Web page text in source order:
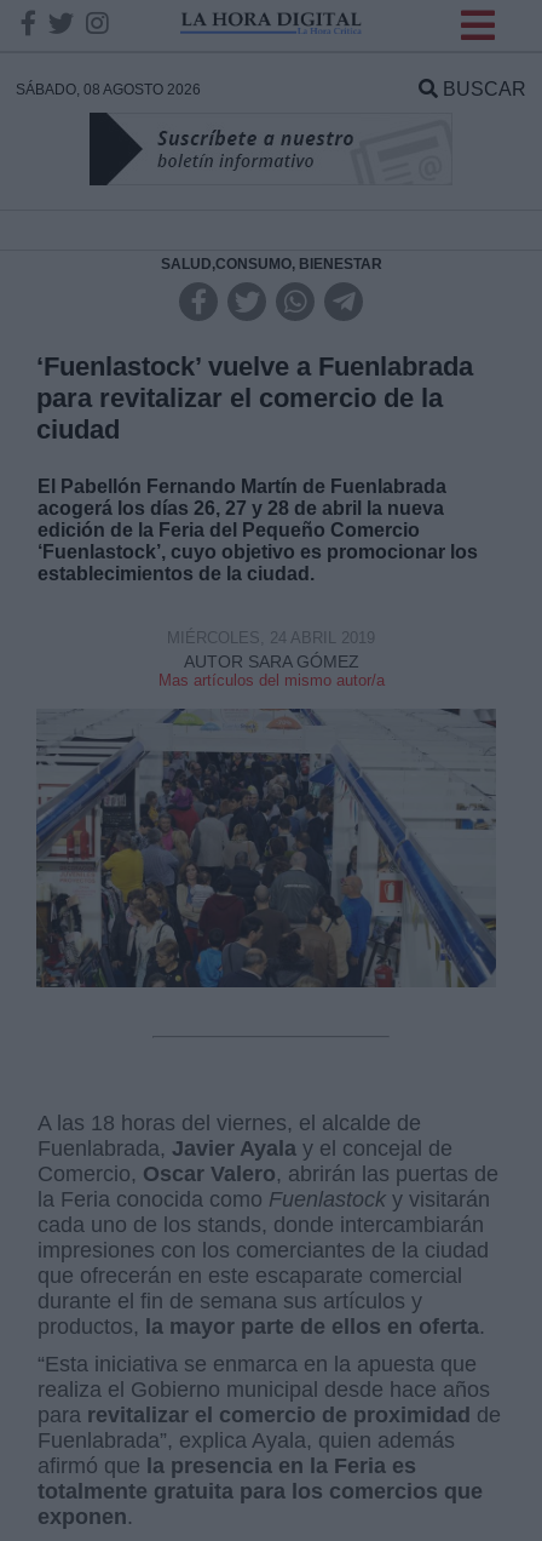
SÁBADO, 08 AGOSTO 2026 BUSCAR
SALUD,CONSUMO, BIENESTAR
‘Fuenlastock’ vuelve a Fuenlabrada
para revitalizar el comercio de la
ciudad
El Pabellón Fernando Martín de Fuenlabrada
acogerá los días 26, 27 y 28 de abril la nueva
edición de la Feria del Pequeño Comercio
‘Fuenlastock’, cuyo objetivo es promocionar los
establecimientos de la ciudad.
AUTOR SARA GÓMEZ
Mas artículos del mismo autor/a
MIÉRCOLES, 24 ABRIL 2019
A las 18 horas del viernes, el alcalde de
Fuenlabrada, Javier Ayala y el concejal de
Comercio, Oscar Valero, abrirán las puertas de
la Feria conocida como Fuenlastock y visitarán
cada uno de los stands, donde intercambiarán
impresiones con los comerciantes de la ciudad
que ofrecerán en este escaparate comercial
durante el fin de semana sus artículos y
productos,
la mayor parte de ellos en oferta.
“Esta iniciativa se enmarca en la apuesta que
realiza el Gobierno municipal desde hace años
para revitalizar el comercio de proximidad de
Fuenlabrada”, explica Ayala, quien además
afirmó que la presencia en la Feria es
totalmente gratuita para los comercios que
exponen.
DATOS
Responsable:
Legitimación:
Destinatarios:
link
Información adicional
link